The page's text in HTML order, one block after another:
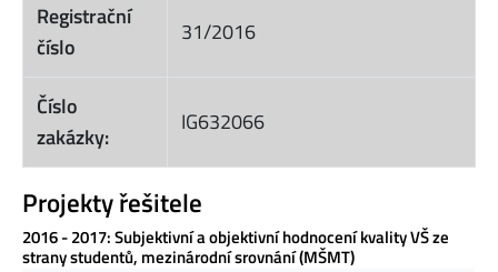
Registrační
číslo
31/2016
Číslo
zakázky:
IG632066
Projekty řešitele
2016 - 2017: Subjektivní a objektivní hodnocení kvality VŠ ze
strany studentů, mezinárodní srovnání (MŠMT)